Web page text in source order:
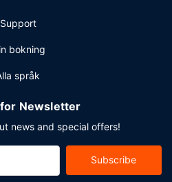
Support
bokning
språk
for Newsletter
news and special offers!
Subscribe